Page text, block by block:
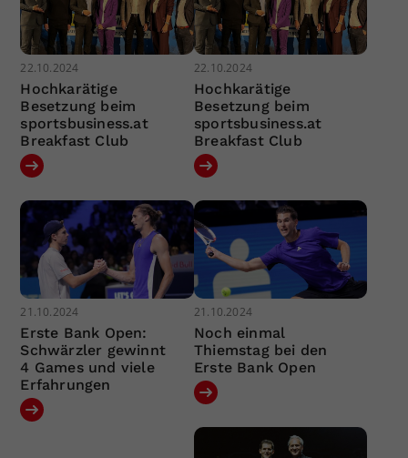
22.10.2024
Hochkarätige
Besetzung beim
sportsbusiness.at
Breakfast Club
22.10.2024
Hochkarätige
Besetzung beim
sportsbusiness.at
Breakfast Club
21.10.2024
Erste Bank Open:
Schwärzler gewinnt
4 Games und viele
Erfahrungen
21.10.2024
Noch einmal
Thiemstag bei den
Erste Bank Open